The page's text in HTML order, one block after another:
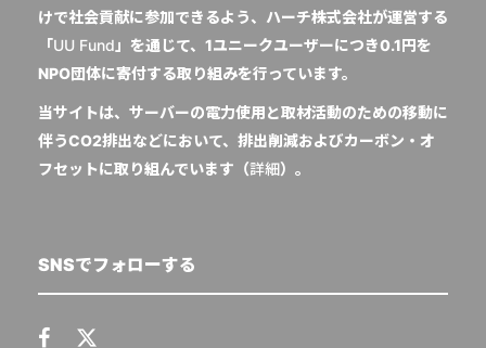
けで社会貢献に参加できるよう、ハーチ株式会社が運営する
「UU Fund 」を通じて、1ユニークユーザーにつき0.1円を
NPO団体に寄付する取り組みを行っています。
当サイトは、サーバーの電力使用と取材活動のための移動に
伴うCO2排出などにおいて、排出削減およびカーボン・オ
フセットに取り組んでいます（詳細）。
SNSでフォローする